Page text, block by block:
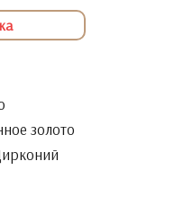
золото